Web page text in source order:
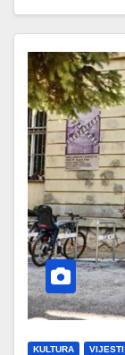
KULTURA VIJESTI